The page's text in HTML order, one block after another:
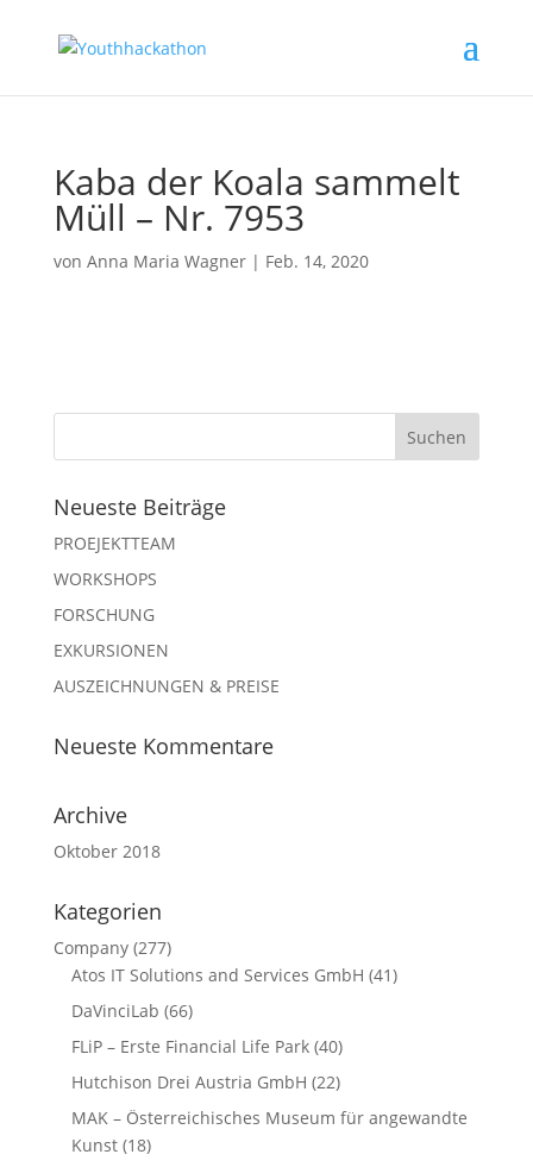
Kaba der Koala sammelt
Müll – Nr. 7953
von Anna Maria Wagner| Feb. 14, 2020
Neueste Beiträge
PROEJEKTTEAM
WORKSHOPS
FORSCHUNG
EXKURSIONEN
AUSZEICHNUNGEN & PREISE
Neueste Kommentare
Archive
Oktober 2018
Kategorien
Company(277)
Atos IT Solutions and Services GmbH (41)
DaVinciLab (66)
FLiP – Erste Financial Life Park(40)
Hutchison Drei Austria GmbH (22)
MAK – Österreichisches Museum für angewandte
Kunst(18)